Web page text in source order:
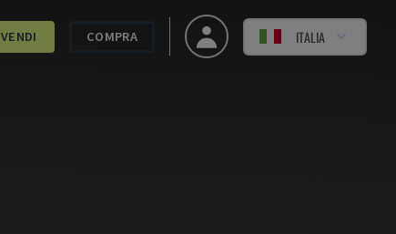
VENDI COMPRA ITALIA